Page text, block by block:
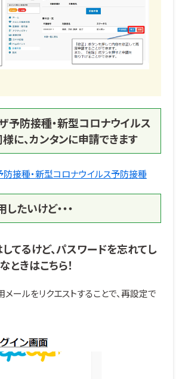
予防接種・新型コロナウイルス
に、カンタンに申請できます
防接種・新型コロナウイルス予防接種
たいけど・・・
てるけど、パスワードを忘れてし
ときはこちら！
ールをリクエストすることで、再設定で